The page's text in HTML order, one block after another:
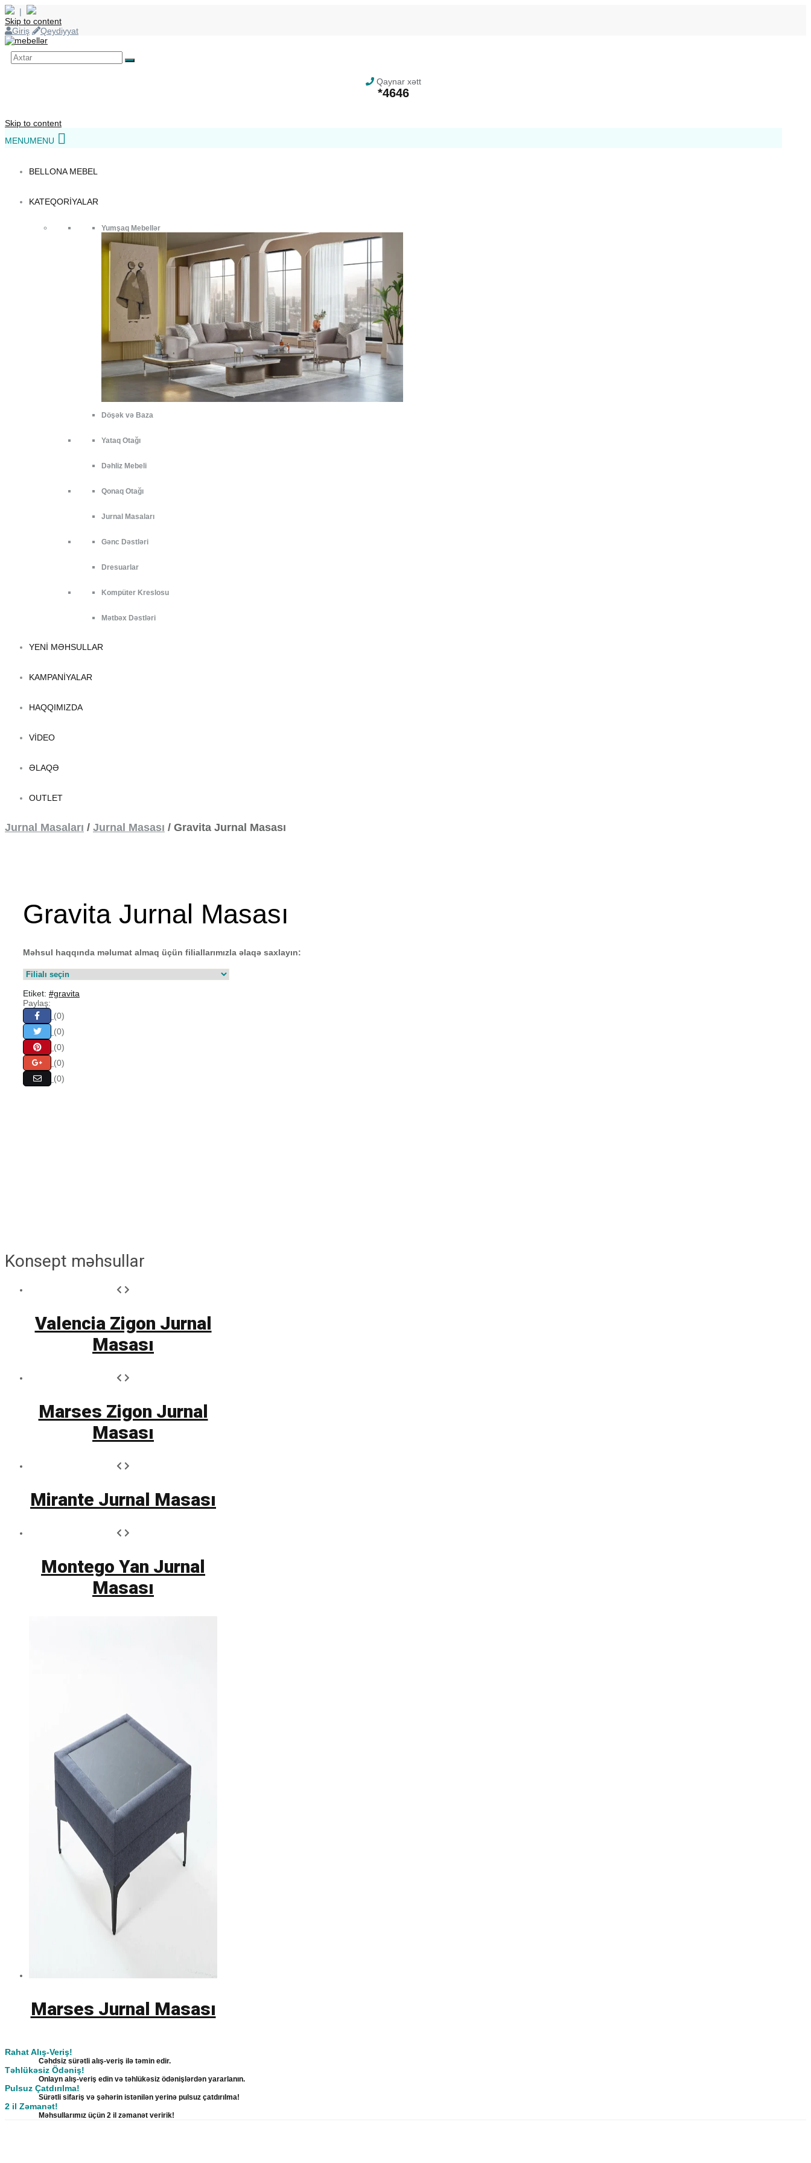
|
Skip to content
Giriş
Qeydiyyat
Qaynar xətt
*4646
Skip to content
MENUMENU
BELLONA MEBEL
KATEQORIYALAR
Yumşaq Mebellər
Döşək və Baza
Yataq Otağı
Dəhliz Mebeli
Qonaq Otağı
Jurnal Masaları
Gənc Dəstləri
Dresuarlar
Kompüter Kreslosu
Mətbəx Dəstləri
YENI MƏHSULLAR
KAMPANIYALAR
HAQQIMIZDA
VIDEO
ƏLAQƏ
OUTLET
Jurnal Masaları / Jurnal Masası / Gravita Jurnal Masası
Gravita Jurnal Masası
Məhsul haqqında məlumat almaq üçün filiallarımızla əlaqə saxlayın:
Etiket: #gravita
Paylaş:
(0)
(0)
(0)
(0)
(0)
Konsept məhsullar
Valencia Zigon Jurnal
Masası
Marses Zigon Jurnal
Masası
Mirante Jurnal Masası
Montego Yan Jurnal
Masası
Marses Jurnal Masası
Rahat Alış-Veriş!
Cəhdsiz sürətli alış-veriş ilə təmin edir.
Təhlükəsiz Ödəniş!
Onlayn alış-veriş edin və təhlükəsiz ödənişlərdən yararlanın.
Pulsuz Çatdırılma!
Sürətli sifariş və şəhərin istənilən yerinə pulsuz çatdırılma!
2 il Zəmanət!
Məhsullarımız üçün 2 il zəmanət veririk!